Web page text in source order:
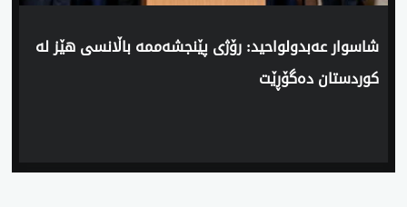
‌شاسوار عه‌بدولواحید: رۆژی‌ پێنجشه‌ممه‌ باڵانسی‌ هێز له‌
كوردستان ده‌گۆڕێت